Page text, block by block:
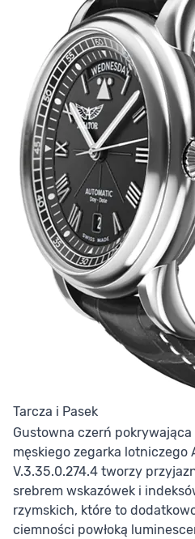
Tarcza i Pasek
Gustowna czerń
męskiego zegarka lotniczego
V.3.35.0.274.4 tworzy
srebrem wskazówek i
rzymskich, które to
ciemności powłoką